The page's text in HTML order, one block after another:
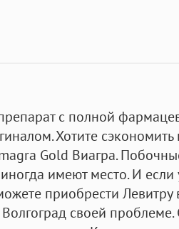
с полной
Хотите
Gold Виагра.
имеют место. И
приобрести
своей